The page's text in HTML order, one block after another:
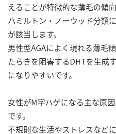
えることが特徴的な薄毛の傾向
ハミルトン・ノーウッド分
が該当します。
男性型AGAによく現れる薄毛
たらきを阻害するDHTを生成
になりやすいです。
女性がM字ハゲになる主な原
です。
不規則な生活やストレスなど